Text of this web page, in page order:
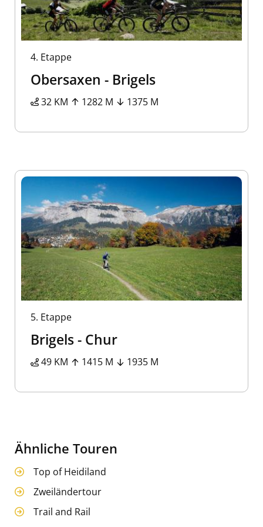
4. Etappe
Obersaxen - Brigels
32 KM 1282 M 1375 M
5. Etappe
Brigels - Chur
49 KM 1415 M 1935 M
Ähnliche Touren
Top of Heidiland
Zweiländertour
Trail and Rail